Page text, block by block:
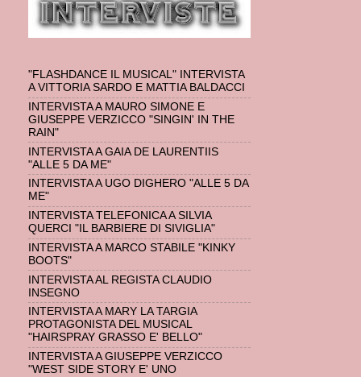
"FLASHDANCE IL MUSICAL" INTERVISTA
A VITTORIA SARDO E MATTIA BALDACCI
INTERVISTA A MAURO SIMONE E
GIUSEPPE VERZICCO "SINGIN' IN THE
RAIN"
INTERVISTA A GAIA DE LAURENTIIS
"ALLE 5 DA ME"
INTERVISTA A UGO DIGHERO "ALLE 5 DA
ME"
INTERVISTA TELEFONICA A SILVIA
QUERCI "IL BARBIERE DI SIVIGLIA"
INTERVISTA A MARCO STABILE "KINKY
BOOTS"
INTERVISTA AL REGISTA CLAUDIO
INSEGNO
INTERVISTA A MARY LA TARGIA
PROTAGONISTA DEL MUSICAL
"HAIRSPRAY GRASSO E' BELLO"
INTERVISTA A GIUSEPPE VERZICCO
"WEST SIDE STORY E' UNO